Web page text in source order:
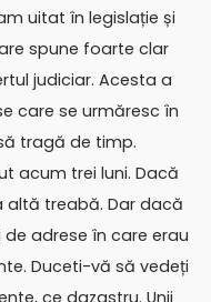
uitat în legislație și
spune foarte clar
judiciar. Acesta a
care se urmăresc în
tragă de timp.
acum trei luni. Dacă
altă treabă. Dar dacă
adrese în care erau
Duceti-vă să vedeți